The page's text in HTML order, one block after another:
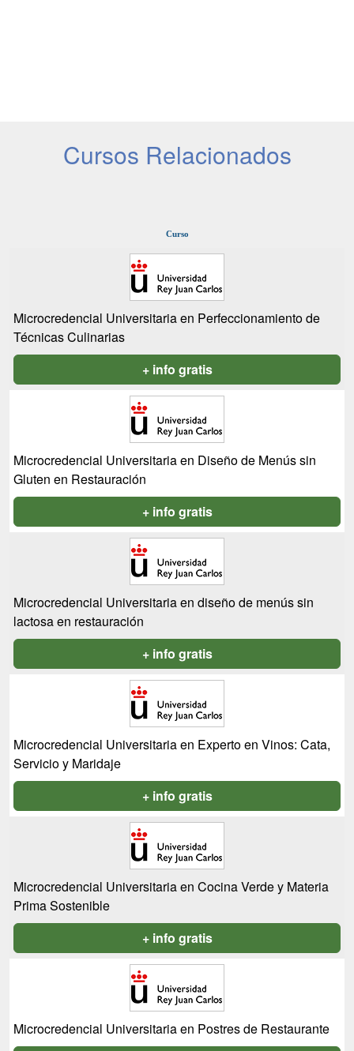
Cursos Relacionados
Curso
Microcredencial Universitaria en Perfeccionamiento de
Técnicas Culinarias
+ info gratis
Microcredencial Universitaria en Diseño de Menús sin
Gluten en Restauración
+ info gratis
Microcredencial Universitaria en diseño de menús sin
lactosa en restauración
+ info gratis
Microcredencial Universitaria en Experto en Vinos: Cata,
Servicio y Maridaje
+ info gratis
Microcredencial Universitaria en Cocina Verde y Materia
Prima Sostenible
+ info gratis
Microcredencial Universitaria en Postres de Restaurante